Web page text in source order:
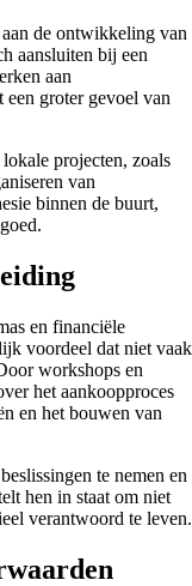
de ontwikkeling van
aansluiten bij een
aan
groter gevoel van
projecten, zoals
van
binnen de buurt,
en financiële
voordeel dat niet vaak
workshops en
het aankoopproces
en het bouwen van
te nemen en
hen in staat om niet
verantwoord te leven.